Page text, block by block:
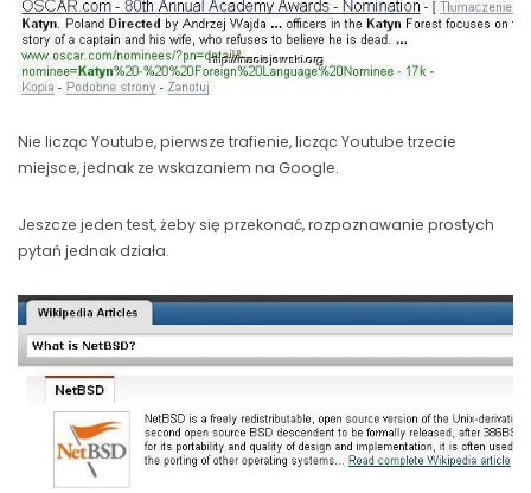
Nie licząc Youtube, pierwsze trafienie, licząc Youtube trzecie
miejsce, jednak ze wskazaniem na Google.
Jeszcze jeden test, żeby się przekonać, rozpoznawanie prostych
pytań jednak działa.